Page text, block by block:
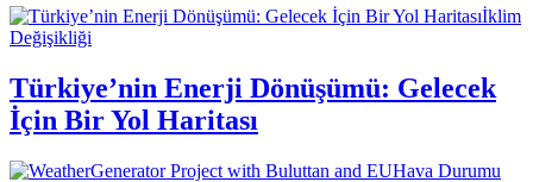
İklim
Değişikliği
Türkiye’nin Enerji Dönüşümü: Gelecek
İçin Bir Yol Haritası
Hava Durumu